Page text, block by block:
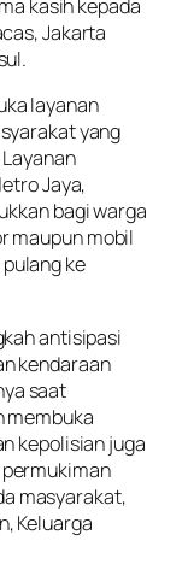
kasih kepada
Jakarta
layanan
yang
Jaya,
bagi warga
maupun mobil
ke
antisipasi
kendaraan
saat
membuka
kepolisian juga
masyarakat,
Keluarga